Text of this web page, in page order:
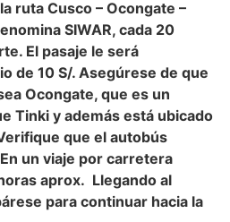
ruta Cusco – Ocongate –
SIWAR, cada 20
El pasaje le será
de 10 S/. Asegúrese de que
Ocongate, que es un
Tinki y además está ubicado
que el autobús
un viaje por carretera
aprox. Llegando al
para continuar hacia la